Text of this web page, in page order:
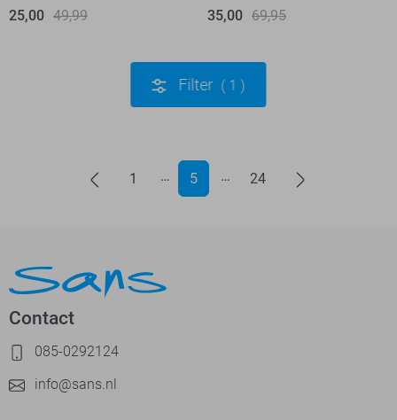
25,00 49,99
35,00 69,95
Filter 1
1 5 24
Contact
085-0292124
info@sans.nl